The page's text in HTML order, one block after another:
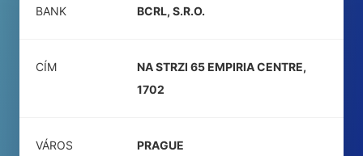
BANK BCRL, S.R.O.
CÍM
NA STRZI 65 EMPIRIA CENTRE,
1702
VÁROS PRAGUE